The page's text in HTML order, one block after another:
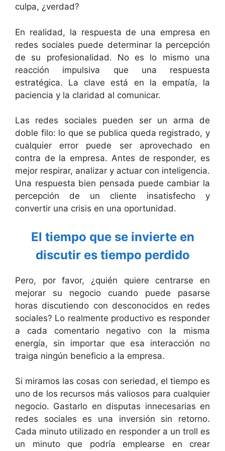
culpa, ¿verdad?
En realidad, la respuesta de una empresa en
redes sociales puede determinar la percepción
de su profesionalidad. No es lo mismo una
reacción impulsiva que una respuesta
estratégica. La clave está en la empatía, la
paciencia y la claridad al comunicar.
Las redes sociales pueden ser un arma de
doble filo: lo que se publica queda registrado, y
cualquier error puede ser aprovechado en
contra de la empresa. Antes de responder, es
mejor respirar, analizar y actuar con inteligencia.
Una respuesta bien pensada puede cambiar la
percepción de un cliente insatisfecho y
convertir una crisis en una oportunidad.
El tiempo que se invierte en
discutir es tiempo perdido
Pero, por favor, ¿quién quiere centrarse en
mejorar su negocio cuando puede pasarse
horas discutiendo con desconocidos en redes
sociales? Lo realmente productivo es responder
a cada comentario negativo con la misma
energía, sin importar que esa interacción no
traiga ningún beneficio a la empresa.
Si miramos las cosas con seriedad, el tiempo es
uno de los recursos más valiosos para cualquier
negocio. Gastarlo en disputas innecesarias en
redes sociales es una inversión sin retorno.
Cada minuto utilizado en responder a un troll es
un minuto que podría emplearse en crear